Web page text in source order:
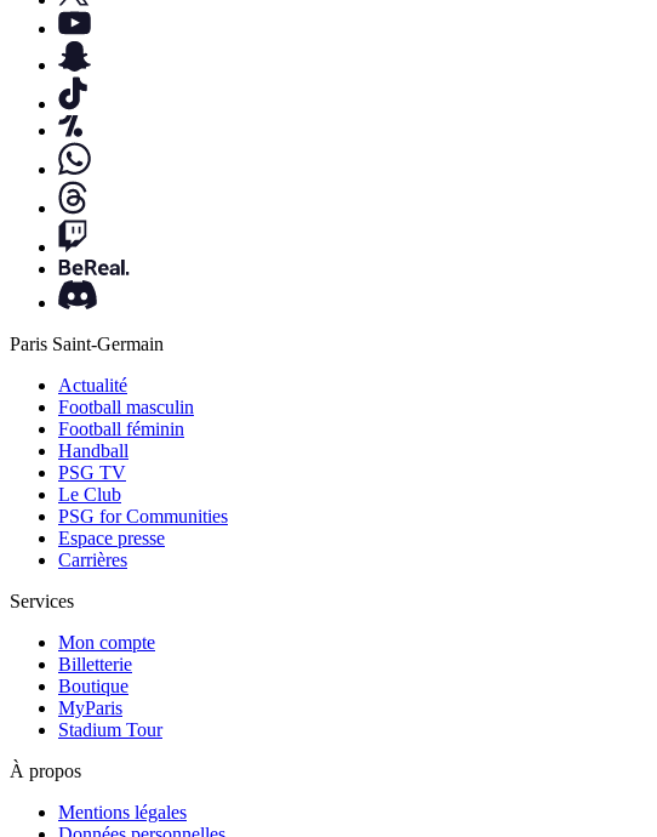
Paris Saint-Germain
Actualité
Football masculin
Football féminin
Handball
PSG TV
Le Club
PSG for Communities
Espace presse
Carrières
Services
Mon compte
Billetterie
Boutique
MyParis
Stadium Tour
À propos
Mentions légales